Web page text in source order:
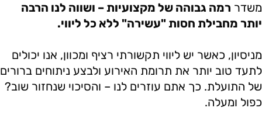
משדר רמה גבוהה של מקצועיות – ושווה לנו הרבה
יותר מחבילת חסות "עשירה" ללא כל ליווי.
מניסיון, כאשר יש ליווי תקשורתי רציף ומכוון, אנו יכולים
לתעד טוב יותר את תרומת האירוע ולבצע ניתוחים ברורים
של התועלת. כך אתם עוזרים לנו – והסיכוי שנחזור שוב?
כפול ומעלה.